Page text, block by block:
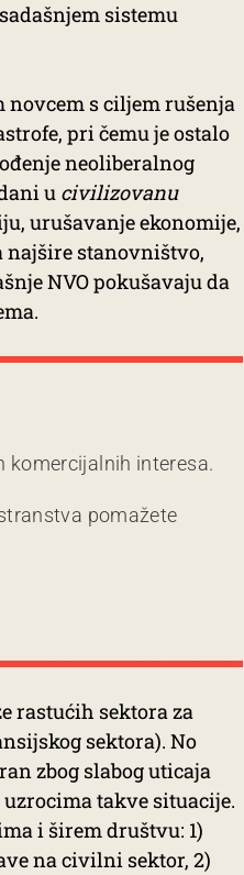
sistemu
s ciljem rušenja
pri čemu je ostalo
neoliberalnog
u civilizovanu
urušavanje ekonomije,
najšire stanovništvo,
NVO pokušavaju da
komercijalnih interesa.
pomažete
rastućih sektora za
sektora). No
zbog slabog uticaja
takve situacije.
i širem društvu: 1)
na civilni sektor, 2)